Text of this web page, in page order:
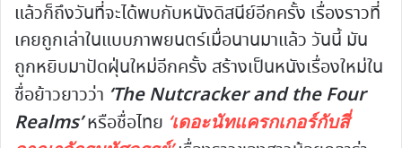
แล้วก็ถึงวันที่จะได้พบกับหนังดิสนีย์อีกครั้ง เรื่องราวที่
เคยถูกเล่าในแบบภาพยนตร์เมื่อนานมาแล้ว วันนี้ มัน
ถูกหยิบมาปัดฝุ่นใหม่อีกครั้ง สร้างเป็นหนังเรื่องใหม่ใน
ชื่อย้าวยาวว่า ‘The Nutcracker and the Four
Realms’หรือชื่อไทย ‘เดอะนัทแครกเกอร์กับสี่